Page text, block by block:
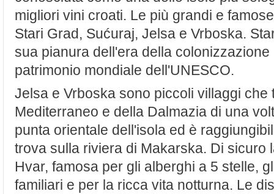
migliori vini croati. Le più grandi e
Stari Grad, Sućuraj, Jelsa e Vrboska.
sua pianura dell'era della
patrimonio mondiale dell'UNESCO.
Jelsa e Vrboska sono piccoli villaggi che
Mediterraneo e della Dalmazia di una
punta orientale dell'isola ed è
trova sulla riviera di Makarska. Di sicuro
Hvar, famosa per gli alberghi a 5 stelle,
familiari e per la ricca vita notturna. Le